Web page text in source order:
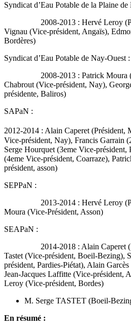
Syndicat d’Eau Potable de la Plaine de
2008-2013 : Hervé Leroy
Vignau (Vice-président, Angaïs),
Bordères)
Syndicat d’Eau Potable de Nay-Ouest :
2008-2013 : Patrick Moura
Chabrout (Vice-président, Nay),
présidente, Baliros)
SAPaN :
2012-2014 : Alain Caperet (Président,
Vice-président, Nay), Francis Garrain
Serge Hourquet (3eme Vice-président,
(4eme Vice-président, Coarraze),
président, asson)
SEPPaN :
2013-2014 : Hervé Leroy
Moura (Vice-Président, Asson)
SEAPaN :
2014-2018 : Alain Caperet
Tastet (Vice-président, Boeil-Bezing),
président, Pardies-Piétat), Alain
Jean-Jacques Laffitte (Vice-président,
Leroy (Vice-président, Bordes)
M. Serge TASTET (Boeil-
En résumé :